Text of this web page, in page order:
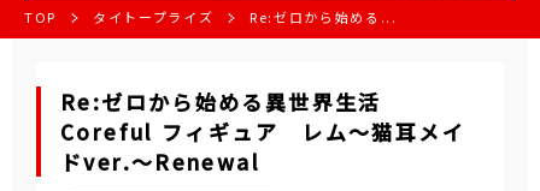
TOP タイトープライズ Re:ゼロから始める...
Re:ゼロから始める異世界生活
Coreful フィギュア レム～猫耳メイ
ドver.～Renewal